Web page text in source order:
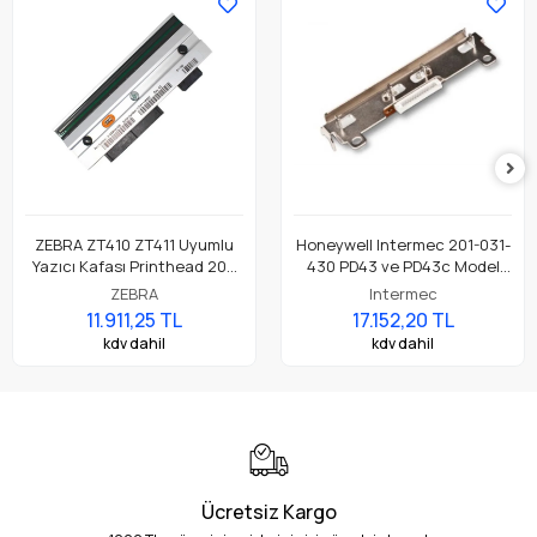
ZEBRA ZT410 ZT411 Uyumlu
Yazıcı Kafası Printhead 203
Dpi Parça No: P1058930-009
ZEBRA
11.911,25 TL
kdv dahil
Honeywell Intermec 201-031-
430 PD43 ve PD43c Model
Barkod Etiket Yazıcı 203 Dpi
Termal Baskı Kafası
Intermec
17.152,20 TL
kdv dahil
Ücretsiz Kargo